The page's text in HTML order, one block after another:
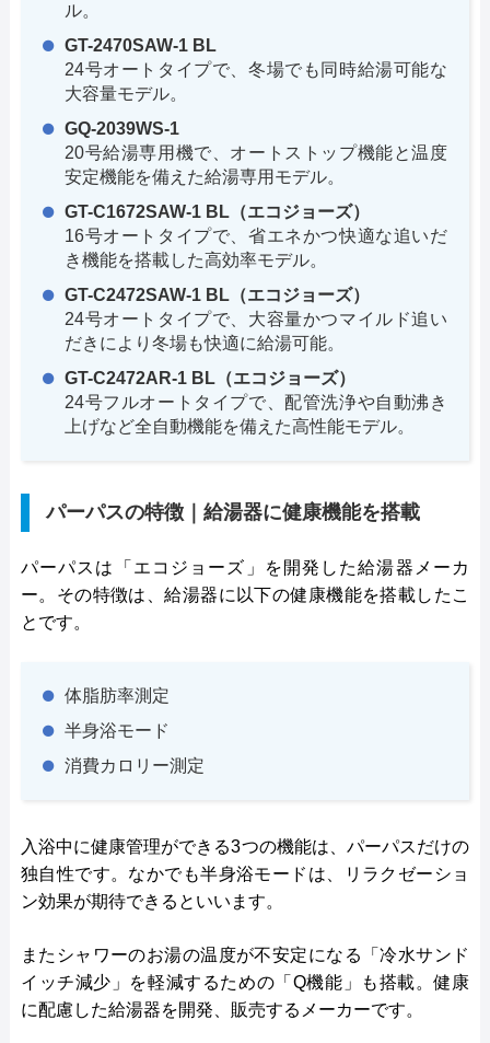
ル。
GT-2470SAW-1 BL
24号オートタイプで、冬場でも同時給湯可能な
大容量モデル。
GQ-2039WS-1
20号給湯専用機で、オートストップ機能と温度
安定機能を備えた給湯専用モデル。
GT-C1672SAW-1 BL（エコジョーズ）
16号オートタイプで、省エネかつ快適な追いだ
き機能を搭載した高効率モデル。
GT-C2472SAW-1 BL（エコジョーズ）
24号オートタイプで、大容量かつマイルド追い
だきにより冬場も快適に給湯可能。
GT-C2472AR-1 BL（エコジョーズ）
24号フルオートタイプで、配管洗浄や自動沸き
上げなど全自動機能を備えた高性能モデル。
パーパスの特徴｜給湯器に健康機能を搭載
パーパスは「エコジョーズ」を開発した給湯器メーカ
ー。その特徴は、給湯器に以下の健康機能を搭載したこ
とです。
体脂肪率測定
半身浴モード
消費カロリー測定
入浴中に健康管理ができる3つの機能は、パーパスだけの
独自性です。なかでも半身浴モードは、リラクゼーショ
ン効果が期待できるといいます。
またシャワーのお湯の温度が不安定になる「冷水サンド
イッチ減少」を軽減するための「Q機能」も搭載。健康
に配慮した給湯器を開発、販売するメーカーです。